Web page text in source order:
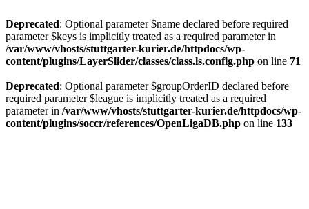
Deprecated: Optional parameter $name declared before required
parameter $keys is implicitly treated as a required parameter in
/var/www/vhosts/stuttgarter-kurier.de/httpdocs/wp-
content/plugins/LayerSlider/classes/class.ls.config.php on line 71
Deprecated: Optional parameter $groupOrderID declared before
required parameter $league is implicitly treated as a required
parameter in /var/www/vhosts/stuttgarter-kurier.de/httpdocs/wp-
content/plugins/soccr/references/OpenLigaDB.php on line 133